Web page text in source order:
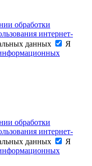
обработки
интернет-
данных
Я
обработки
интернет-
данных
Я